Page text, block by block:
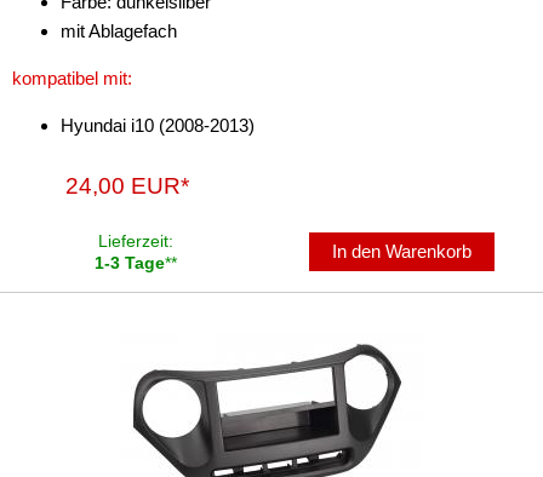
für Hummer
für Hyundai
Accent
Azera
Elantra
Entourage
Grandeur
mit Ablagefach
kompatibel mit:
Hyundai i10 (2008-2013)
24,00 EUR*
Lieferzeit:
1-3 Tage**
In den Warenkorb